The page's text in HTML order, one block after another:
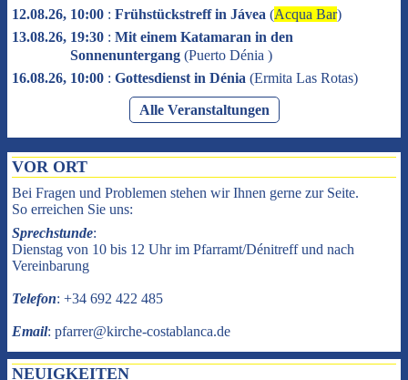
12.08.26, 10:00 : Frühstückstreff in Jávea (Acqua Bar)
13.08.26, 19:30 : Mit einem Katamaran in den
Sonnenuntergang (Puerto Dénia )
16.08.26, 10:00 : Gottesdienst in Dénia (Ermita Las Rotas)
Alle Veranstaltungen
VOR ORT
Bei Fragen und Problemen stehen wir Ihnen gerne zur Seite.
So erreichen Sie uns:
Sprechstunde:
Dienstag von 10 bis 12 Uhr im Pfarramt/Dénitreff und nach
Vereinbarung
Telefon: +34 692 422 485
Email: pfarrer@kirche-costablanca.de
NEUIGKEITEN